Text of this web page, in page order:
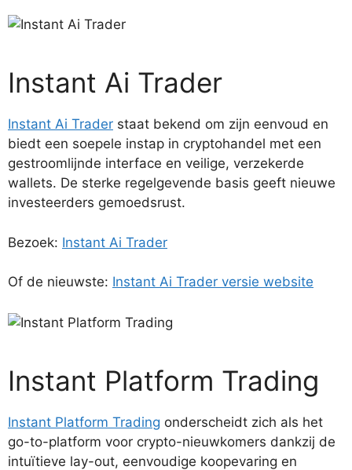
Instant Ai Trader
Instant Ai Trader staat bekend om zijn eenvoud en
biedt een soepele instap in cryptohandel met een
gestroomlijnde interface en veilige, verzekerde
wallets. De sterke regelgevende basis geeft nieuwe
investeerders gemoedsrust.
Bezoek: Instant Ai Trader
Of de nieuwste: Instant Ai Trader versie website
Instant Platform Trading
Instant Platform Trading onderscheidt zich als het
go-to-platform voor crypto-nieuwkomers dankzij de
intuïtieve lay-out, eenvoudige koopevaring en